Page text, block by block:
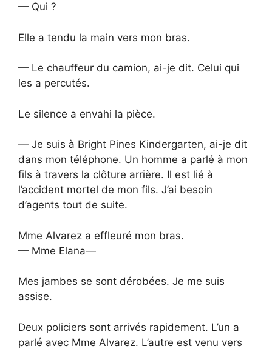
— Qui ?
Elle a tendu la main vers mon bras.
— Le chauffeur du camion, ai-je dit. Celui qui
les a percutés.
Le silence a envahi la pièce.
— Je suis à Bright Pines Kindergarten, ai-je dit
dans mon téléphone. Un homme a parlé à mon
fils à travers la clôture arrière. Il est lié à
l’accident mortel de mon fils. J’ai besoin
d’agents tout de suite.
Mme Alvarez a effleuré mon bras.
— Mme Elana—
Mes jambes se sont dérobées. Je me suis
assise.
Deux policiers sont arrivés rapidement. L’un a
parlé avec Mme Alvarez. L’autre est venu vers